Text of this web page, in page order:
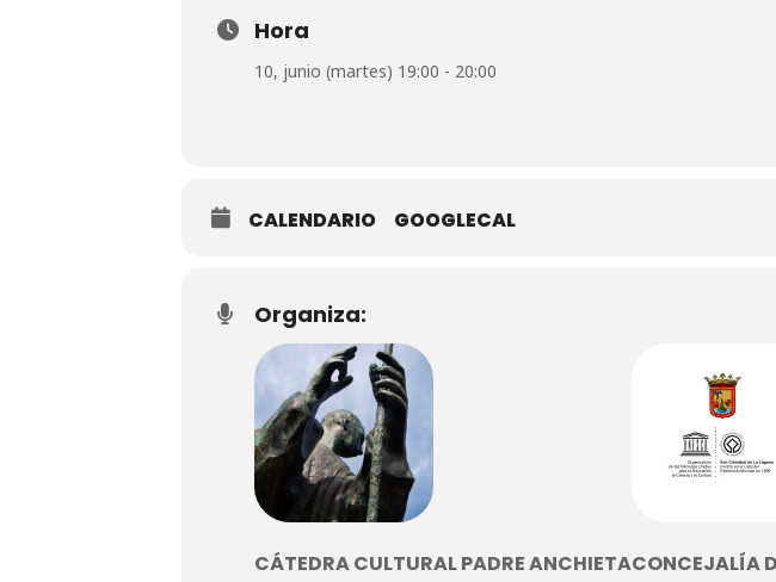
Hora
10, junio (martes) 19:00 - 20:00
CALENDARIO GOOGLECAL
Organiza:
CÁTEDRA CULTURAL PADRE ANCHIETACONCEJALÍA